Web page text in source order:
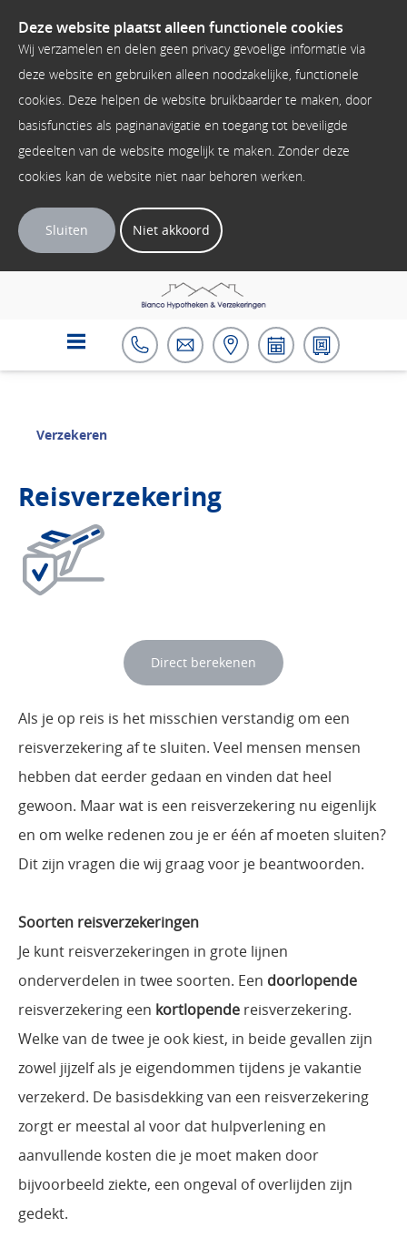
Deze website plaatst alleen functionele cookies
Wij verzamelen en delen geen privacy gevoelige informatie via
deze website en gebruiken alleen noodzakelijke, functionele
cookies. Deze helpen de website bruikbaarder te maken, door
basisfuncties als paginanavigatie en toegang tot beveiligde
gedeelten van de website mogelijk te maken. Zonder deze
cookies kan de website niet naar behoren werken.
Sluiten Niet akkoord
Verzekeren
Reisverzekering
Direct berekenen
Als je op reis is het misschien verstandig om een
reisverzekering af te sluiten. Veel mensen mensen
hebben dat eerder gedaan en vinden dat heel
gewoon. Maar wat is een reisverzekering nu eigenlijk
en om welke redenen zou je er één af moeten sluiten?
Dit zijn vragen die wij graag voor je beantwoorden.
Soorten reisverzekeringen
Je kunt reisverzekeringen in grote lijnen
onderverdelen in twee soorten. Een doorlopende
reisverzekering een kortlopende reisverzekering.
Welke van de twee je ook kiest, in beide gevallen zijn
zowel jijzelf als je eigendommen tijdens je vakantie
verzekerd. De basisdekking van een reisverzekering
zorgt er meestal al voor dat hulpverlening en
aanvullende kosten die je moet maken door
bijvoorbeeld ziekte, een ongeval of overlijden zijn
gedekt.